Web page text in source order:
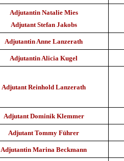
Adjutantin Natalie Mies
Adjutant Stefan Jakobs
Adjutantin Anne Lanzerath
Adjutantin Alicia Kugel
Adjutant Reinhold Lanzerath
Adjutant Dominik Klemmer
Adjutant Tommy Führer
Adjutantin Marina Beckmann